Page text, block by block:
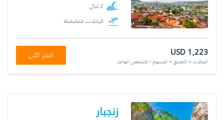
2 ليال
الرحلات متضمنة
USD 1,223
الرحلات + الفندق + الرسوم / للشخص الواحد
احجز الآن
زنجبار